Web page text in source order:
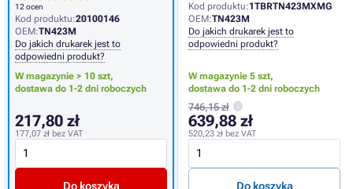
Kod produktu:1TBRTN423MXMG
OEM:TN423M
Do jakich drukarek jest to
odpowiedni produkt?
W magazynie 5 szt,
dostawa do 1-2 dni roboczych
746,15 zł
639,88 zł
520,23 zł bez VAT
Do koszyka
12 ocen
Kod produktu:20100146
OEM:TN423M
Do jakich drukarek jest to
odpowiedni produkt?
W magazynie > 10 szt,
dostawa do 1-2 dni roboczych
217,80 zł
177,07 zł bez VAT
Do koszyka